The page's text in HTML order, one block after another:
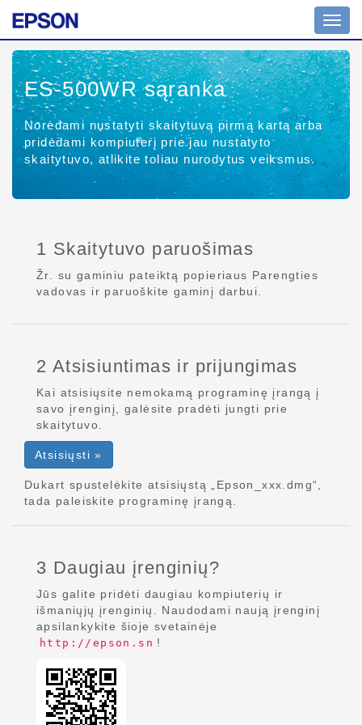
ES-500WRsąranka
Norėdami nustatyti skaitytuvą pirmą kartą arba
pridėdami kompiuterį prie jau nustatyto
skaitytuvo, atlikite toliau nurodytus veiksmus.
1 Skaitytuvo paruošimas
Žr. su gaminiu pateiktą popieriaus Parengties
vadovas ir paruoškite gaminį darbui.
2 Atsisiuntimas ir prijungimas
Kai atsisiųsite nemokamą programinę įrangą į
savo įrenginį, galėsite pradėti jungti prie
skaitytuvo.
Atsisiųsti »
Dukart spustelėkite atsisiųstą „Epson_xxx.dmg“,
tada paleiskite programinę įrangą.
3 Daugiau įrenginių?
Jūs galite pridėti daugiau kompiuterių ir
išmaniųjų įrenginių. Naudodami naują įrenginį
apsilankykite šioje svetainėje
http://epson.sn !